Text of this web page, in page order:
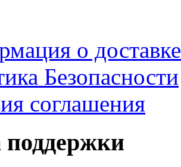
о доставке
Безопасности
соглашения